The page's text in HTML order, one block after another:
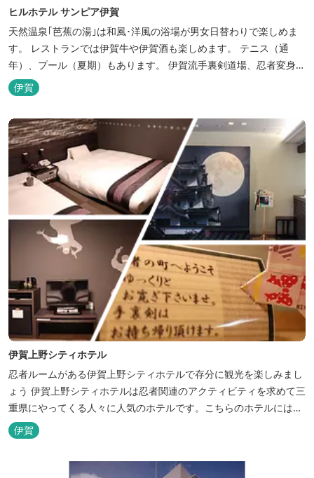
ヒルホテル サンピア伊賀
天然温泉｢芭蕉の湯｣は和風･洋風の浴場が男女日替わりで楽しめま
す。 レストランでは伊賀牛や伊賀酒も楽しめます。 テニス（通
年）、プール（夏期）もあります。 伊賀流手裏剣道場、忍者変身処
を常設しております。 ★ＨＰが新しくなりました！
http://www.hh-sunpia-iga.co.jp ※日替わりランチ、日替わり薬湯
などがタイムリーにチェックできます。
伊賀
伊賀上野シティホテル
忍者ルームがある伊賀上野シティホテルで存分に観光を楽しみまし
ょう 伊賀上野シティホテルは忍者関連のアクティビティを求めて三
重県にやってくる人々に人気のホテルです。こちらのホテルには、
忍者の内装が施された部屋がいくつかあります。壁紙からトイレッ
トペーパーに至るまで、忍者に関連したデザインモチーフがあしら
われています。 伊賀上野城や伊賀流忍者博物館から徒歩わずか10
分の位置にあるこのホテ...
伊賀